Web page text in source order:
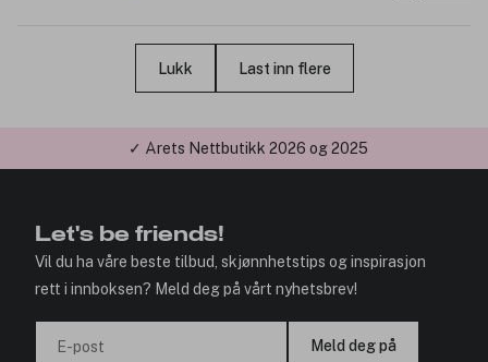
Lukk Last inn flere
✓ Årets Nettbutikk 2026 og 2025
Let's be friends!
Vil du ha våre beste tilbud, skjønnhetstips og inspirasjon
rett i innboksen? Meld deg på vårt nyhetsbrev!
E-post Meld deg på